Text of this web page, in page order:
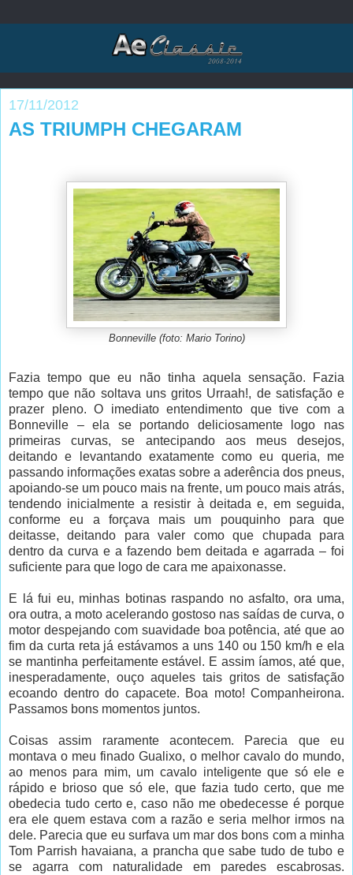
17/11/2012
AS TRIUMPH CHEGARAM
Bonneville (foto: Mario Torino)
Fazia tempo que eu não tinha aquela sensação. Fazia
tempo que não soltava uns gritos Urraah!, de satisfação e
prazer pleno. O imediato entendimento que tive com a
Bonneville – ela se portando deliciosamente logo nas
primeiras curvas, se antecipando aos meus desejos,
deitando e levantando exatamente como eu queria, me
passando informações exatas sobre a aderência dos pneus,
apoiando-se um pouco mais na frente, um pouco mais atrás,
tendendo inicialmente a resistir à deitada e, em seguida,
conforme eu a forçava mais um pouquinho para que
deitasse, deitando para valer como que chupada para
dentro da curva e a fazendo bem deitada e agarrada – foi
suficiente para que logo de cara me apaixonasse.
E lá fui eu, minhas botinas raspando no asfalto, ora uma,
ora outra, a moto acelerando gostoso nas saídas de curva, o
motor despejando com suavidade boa potência, até que ao
fim da curta reta já estávamos a uns 140 ou 150 km/h e ela
se mantinha perfeitamente estável. E assim íamos, até que,
inesperadamente, ouço aqueles tais gritos de satisfação
ecoando dentro do capacete. Boa moto! Companheirona.
Passamos bons momentos juntos.
Coisas assim raramente acontecem. Parecia que eu
montava o meu finado Gualixo, o melhor cavalo do mundo,
ao menos para mim, um cavalo inteligente que só ele e
rápido e brioso que só ele, que fazia tudo certo, que me
obedecia tudo certo e, caso não me obedecesse é porque
era ele quem estava com a razão e seria melhor irmos na
dele. Parecia que eu surfava um mar dos bons com a minha
Tom Parrish havaiana, a prancha que sabe tudo de tubo e
se agarra com naturalidade em paredes escabrosas.